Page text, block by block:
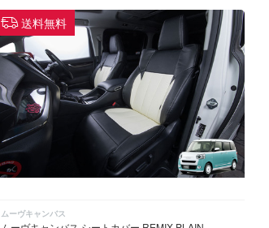
送料無料
ムーヴキャンバス